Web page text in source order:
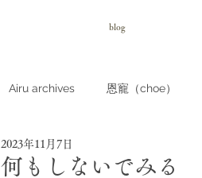
blog
Airu archives 恩寵（choe）
何もしないでみる
2023年11月7日